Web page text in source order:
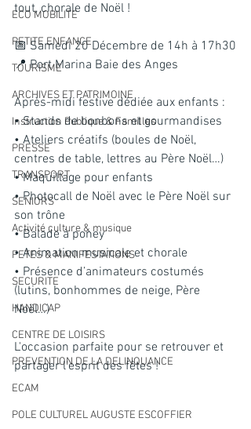
ECO MOBILITE
PETITE ENFANCE
TOURISME
ARCHIVES ET PATRIMOINE
Instruction Publique & Familles
PRESSE
TRANSPORT
SENIORS
Activité culture & musique
FETES & MANIFESTATIONS
SECURITE
HANDICAP
CENTRE DE LOISIRS
PREVENTION DE LA DELINQUANCE
ECAM
POLE CULTUREL AUGUSTE ESCOFFIER
tout, chorale de Noël !
📅 Samedi 20 Décembre de 14h à 17h30
📍 Port Marina Baie des Anges
Après-midi festive dédiée aux enfants :
• Stands de bonbons et gourmandises
• Ateliers créatifs (boules de Noël,
centres de table, lettres au Père Noël…)
• Maquillage pour enfants
• Photocall de Noël avec le Père Noël sur
son trône
• Balade à poney
• Animation musicale et chorale
• Présence d’animateurs costumés
(lutins, bonhommes de neige, Père
Noël…)
L'occasion parfaite pour se retrouver et
partager l'esprit des fêtes !